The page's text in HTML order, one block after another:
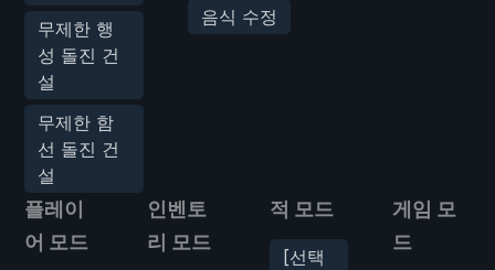
무제한 행
성 돌진 건
설
무제한 함
선 돌진 건
설
음식 수정
플레이
어 모드
인벤토
리 모드
적 모드
[선택
게임 모
드